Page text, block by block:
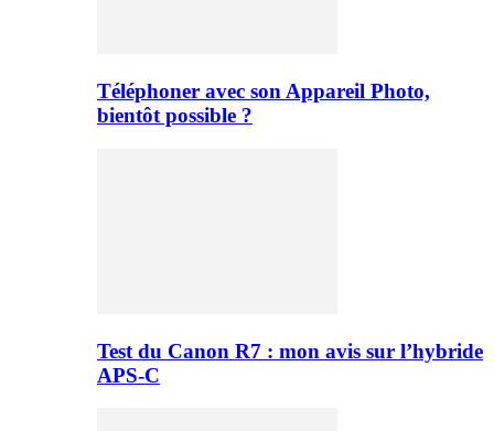
Téléphoner avec son Appareil Photo,
bientôt possible ?
Test du Canon R7 : mon avis sur l’hybride
APS-C